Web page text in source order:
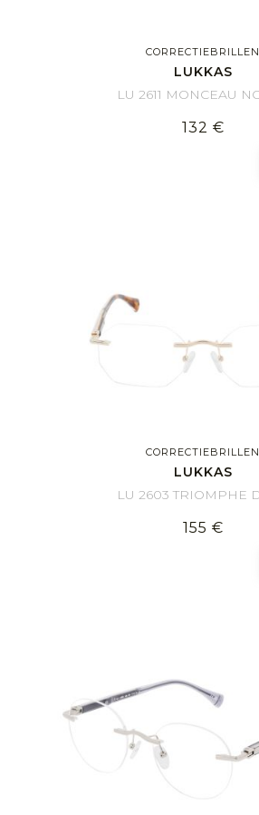
CORRECTIEBRILLEN
LUKKAS
132 €
CORRECTIEBRILLEN
LUKKAS
155 €